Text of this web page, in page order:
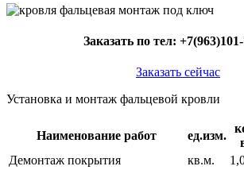
Заказать по тел:
Заказать сейчас
Установка и монтаж фальцевой кровли
Наименование работ ед.изм.
Демонтаж покрытия
кв.м.